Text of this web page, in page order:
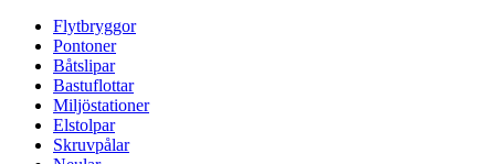
Flytbryggor
Pontoner
Båtslipar
Bastuflottar
Miljöstationer
Elstolpar
Skruvpålar